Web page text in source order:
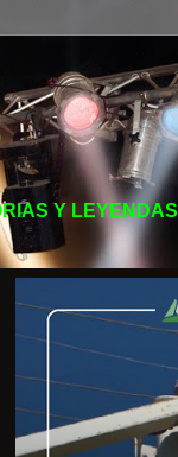
Y LEYENDAS